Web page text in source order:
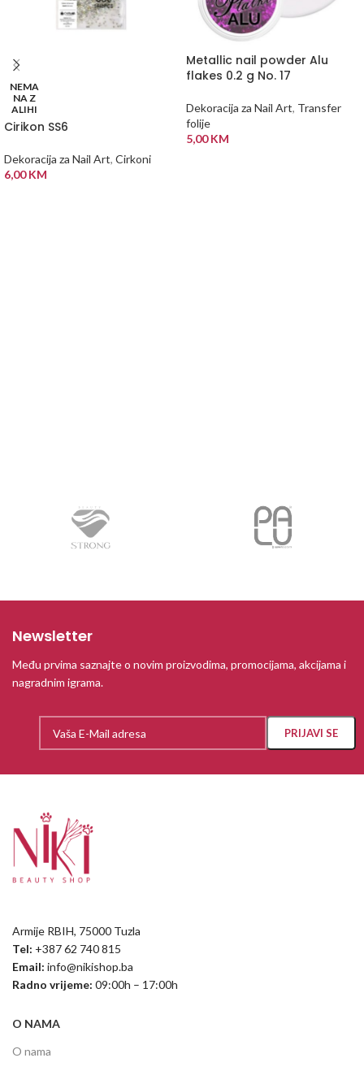
NEMA
NA Z
ALIHI
Cirikon SS6
Dekoracija za Nail Art, Cirkoni
6,00KM
Metallic nail powder Alu
flakes 0.2 g No. 17
Dekoracija za Nail Art, Transfer
folije
5,00KM
Newsletter
Među prvima saznajte o novim proizvodima, promocijama, akcijama i
nagradnim igrama.
Armije RBIH, 75000 Tuzla
Tel: +387 62 740 815
Email: info@nikishop.ba
Radno vrijeme: 09:00h – 17:00h
O NAMA
O nama